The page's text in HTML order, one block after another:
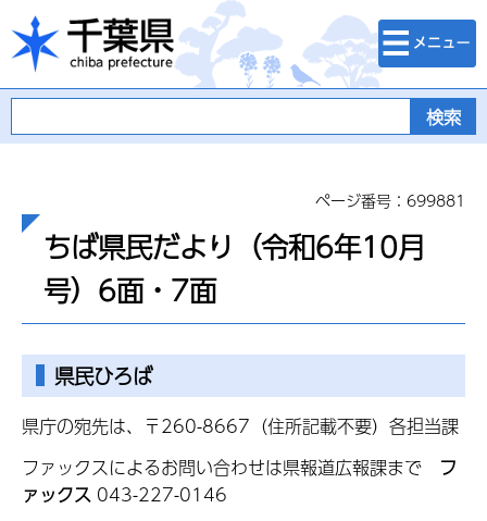
千葉県
検索・メニュ
ー
ページ番号：699881
ちば県民だより（令和6年10月
号）6面・7面
県民ひろば
県庁の宛先は、〒260-8667（住所記載不要）各担当課
ファックスによるお問い合わせは県報道広報課まで フ
ァックス 043-227-0146